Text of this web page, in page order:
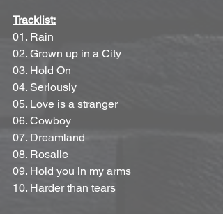
Tracklist:
01. Rain
02. Grown up in a City
03. Hold On
04. Seriously
05. Love is a stranger
06. Cowboy
07. Dreamland
08. Rosalie
09. Hold you in my arms
10. Harder than tears